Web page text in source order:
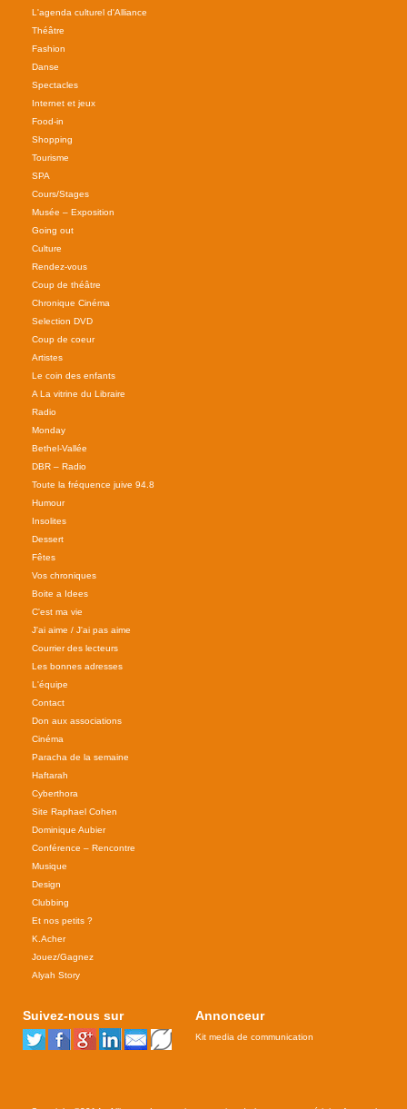
L'agenda culturel d'Alliance
Théâtre
Fashion
Danse
Spectacles
Internet et jeux
Food-in
Shopping
Tourisme
SPA
Cours/Stages
Musée – Exposition
Going out
Culture
Rendez-vous
Coup de théâtre
Chronique Cinéma
Selection DVD
Coup de coeur
Artistes
Le coin des enfants
A La vitrine du Libraire
Radio
Monday
Bethel-Vallée
DBR – Radio
Toute la fréquence juive 94.8
Humour
Insolites
Dessert
Fêtes
Vos chroniques
Boite a Idees
C'est ma vie
J'ai aime / J'ai pas aime
Courrier des lecteurs
Les bonnes adresses
L'équipe
Contact
Don aux associations
Cinéma
Paracha de la semaine
Haftarah
Cyberthora
Site Raphael Cohen
Dominique Aubier
Conférence – Rencontre
Musique
Design
Clubbing
Et nos petits ?
K.Acher
Jouez/Gagnez
Alyah Story
Suivez-nous sur Annonceur
Kit media de communication